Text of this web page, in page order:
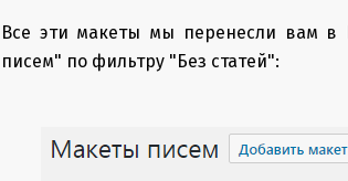
Все эти макеты мы перенесли вам в
писем" по фильтру "Без статей":